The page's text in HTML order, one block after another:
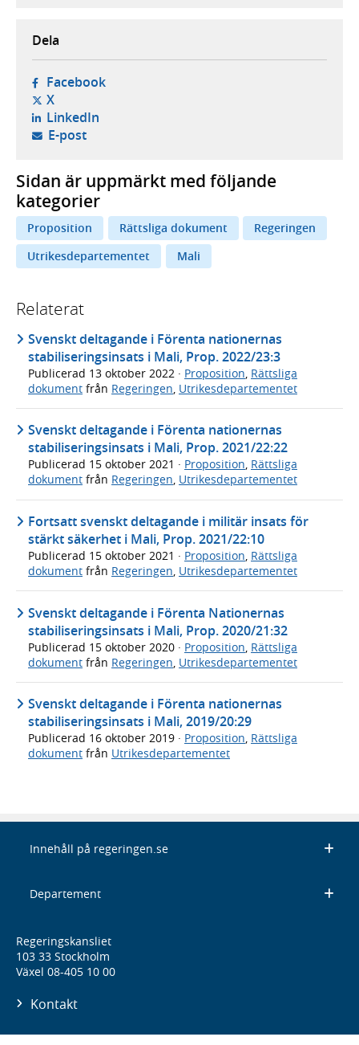
Dela
Facebook- öppnas i ny flik, extern webbplats,
X- öppnas i ny flik, extern webbplats,
LinkedIn- öppnas i ny flik, extern webbplats,
E-post- öppnar din e-postklient,
Sidan är uppmärkt med följande
kategorier
Proposition Rättsliga dokument
Regeringen
Utrikesdepartementet
Mali
Relaterat
Svenskt deltagande i Förenta nationernas
stabiliseringsinsats i Mali, Prop. 2022/23:3
Publicerad 13 oktober 2022 · Proposition Rättsliga
dokument från Regeringen Utrikesdepartementet
Svenskt deltagande i Förenta nationernas
stabiliseringsinsats i Mali, Prop. 2021/22:22
Publicerad 15 oktober 2021 · Proposition, Rättsliga
dokument från Regeringen, Utrikesdepartementet
Fortsatt svenskt deltagande i militär insats för
stärkt säkerhet i Mali, Prop. 2021/22:10
Publicerad 15 oktober 2021 · Proposition, Rättsliga
dokument från Regeringen, Utrikesdepartementet
Svenskt deltagande i Förenta Nationernas
stabiliseringsinsats i Mali, Prop. 2020/21:32
Publicerad 15 oktober 2020 · Proposition Rättsliga
dokument från Regeringen Utrikesdepartementet
Svenskt deltagande i Förenta nationernas
stabiliseringsinsats i Mali, 2019/20:29
Publicerad 16 oktober 2019 · Proposition, Rättsliga
dokument från Utrikesdepartementet
Innehåll på regeringen.se
Departement
Regeringskansliet
103 33 Stockholm
Växel 08-405 10 00
Kontakt